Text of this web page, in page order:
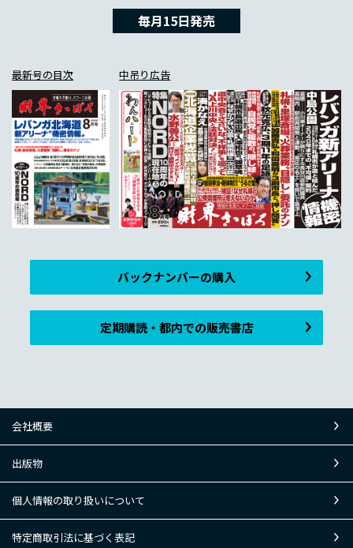
毎月15日発売
最新号の目次 中吊り広告
バックナンバーの購入
定期購読・都内での販売書店
会社概要
出版物
個人情報の取り扱いについて
特定商取引法に基づく表記